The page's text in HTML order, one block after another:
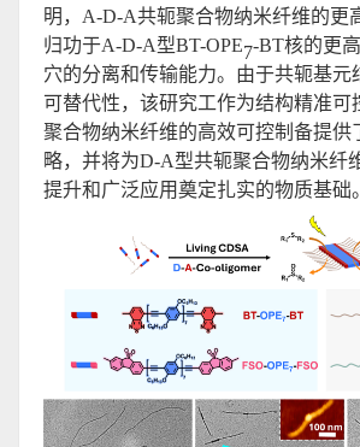
明，A-D-A共轭聚合物纳米纤维的更
归功于A-D-A型BT-OPE7-BT核的更
穴的分离和传输能力。由于共轭基元
可替代性，该研究工作为结构精准可
聚合物纳米纤维的高效可控制备提供
略，并将为D-A型共轭聚合物纳米纤
提升和广泛应用奠定扎实的物质基础。